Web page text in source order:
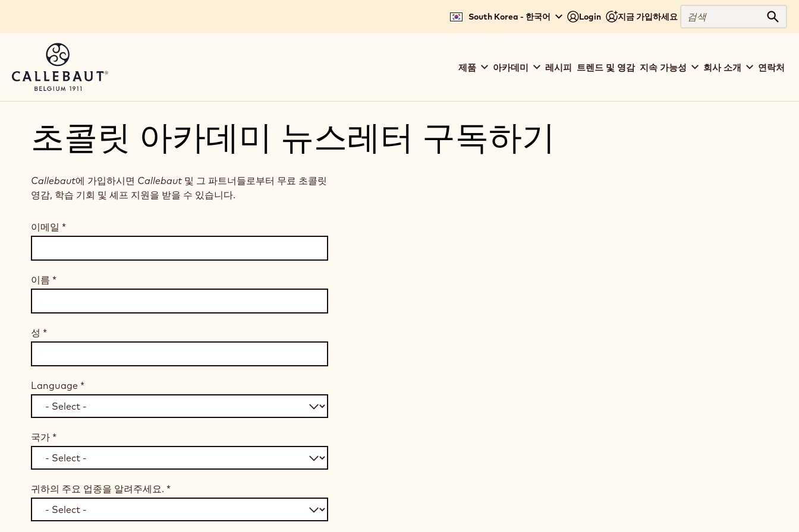
South Korea - 한국어 Login 지금 가입하세요
색
검색
navigation
제품 아카데미 레시피 트렌드 및 영감 지속 가능성 회사 소개 연락처
초콜릿 아카데미 뉴스레터 구독하기
Callebaut에 가입하시면 Callebaut 및 그 파트너들로부터 무료 초콜릿
영감, 학습 기회 및 셰프 지원을 받을 수 있습니다.
이메일 *
이름 *
성 *
Language *
국가 *
귀하의 주요 업종을 알려주세요. *